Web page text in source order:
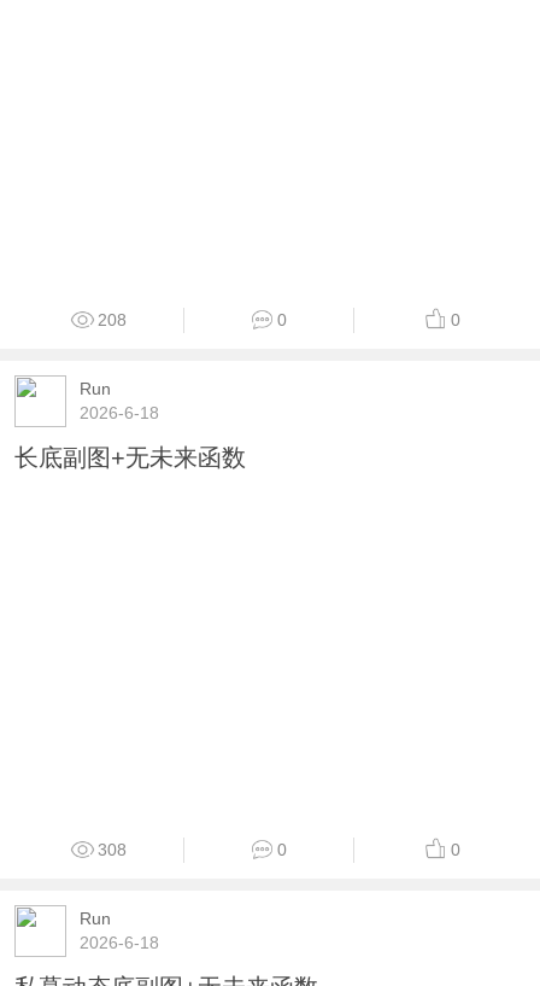
208 0 0
Run
2026-6-18
长底副图+无未来函数
308 0 0
Run
2026-6-18